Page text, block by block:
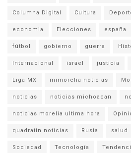
Columna Digital Cultura
economia Elecciones españa
fútbol gobierno guerra
Internacional israel justicia
Liga MX mimorelia noticias
noticias noticias michoacan
noticias morelia ultima hora
quadratin noticias Rusia salud
Sociedad Tecnología